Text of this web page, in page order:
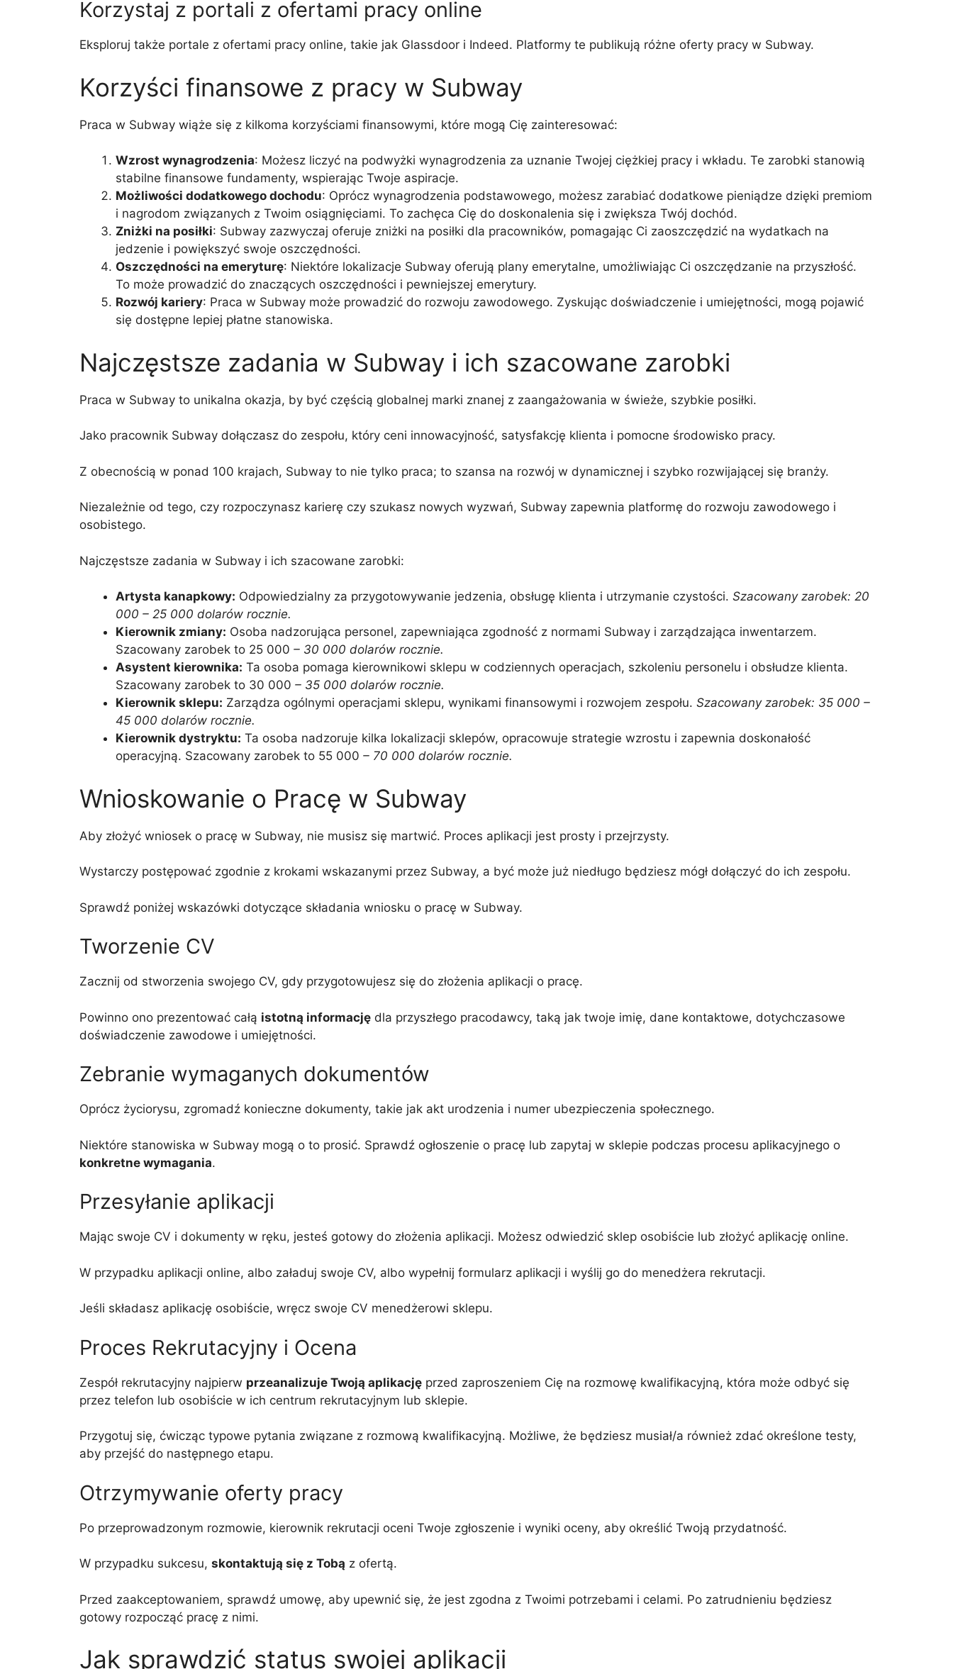
Korzystaj z portali z ofertami pracy online
Eksploruj także portale z ofertami pracy online, takie jak Glassdoor i Indeed. Platformy te publikują różne oferty pracy w Subway.
Korzyści finansowe z pracy w Subway
Praca w Subway wiąże się z kilkoma korzyściami finansowymi, które mogą Cię zainteresować:
Wzrost wynagrodzenia: Możesz liczyć na podwyżki wynagrodzenia za uznanie Twojej ciężkiej pracy i wkładu. Te zarobki stanowią
stabilne finansowe fundamenty, wspierając Twoje aspiracje.
Możliwości dodatkowego dochodu: Oprócz wynagrodzenia podstawowego, możesz zarabiać dodatkowe pieniądze dzięki premiom
i nagrodom związanych z Twoim osiągnięciami. To zachęca Cię do doskonalenia się i zwiększa Twój dochód.
Zniżki na posiłki: Subway zazwyczaj oferuje zniżki na posiłki dla pracowników, pomagając Ci zaoszczędzić na wydatkach na
jedzenie i powiększyć swoje oszczędności.
Oszczędności na emeryturę: Niektóre lokalizacje Subway oferują plany emerytalne, umożliwiając Ci oszczędzanie na przyszłość.
To może prowadzić do znaczących oszczędności i pewniejszej emerytury.
Rozwój kariery: Praca w Subway może prowadzić do rozwoju zawodowego. Zyskując doświadczenie i umiejętności, mogą pojawić
się dostępne lepiej płatne stanowiska.
Najczęstsze zadania w Subway i ich szacowane zarobki
Praca w Subway to unikalna okazja, by być częścią globalnej marki znanej z zaangażowania w świeże, szybkie posiłki.
Jako pracownik Subway dołączasz do zespołu, który ceni innowacyjność, satysfakcję klienta i pomocne środowisko pracy.
Z obecnością w ponad 100 krajach, Subway to nie tylko praca; to szansa na rozwój w dynamicznej i szybko rozwijającej się branży.
Niezależnie od tego, czy rozpoczynasz karierę czy szukasz nowych wyzwań, Subway zapewnia platformę do rozwoju zawodowego i
osobistego.
Najczęstsze zadania w Subway i ich szacowane zarobki:
Artysta kanapkowy: Odpowiedzialny za przygotowywanie jedzenia, obsługę klienta i utrzymanie czystości. Szacowany zarobek: 20
000 – 25 000 dolarów rocznie.
Kierownik zmiany: Osoba nadzorująca personel, zapewniająca zgodność z normami Subway i zarządzająca inwentarzem.
Szacowany zarobek to 25 000 – 30 000 dolarów rocznie.
Asystent kierownika: Ta osoba pomaga kierownikowi sklepu w codziennych operacjach, szkoleniu personelu i obsłudze klienta.
Szacowany zarobek to 30 000 – 35 000 dolarów rocznie.
Kierownik sklepu: Zarządza ogólnymi operacjami sklepu, wynikami finansowymi i rozwojem zespołu. Szacowany zarobek: 35 000 –
45 000 dolarów rocznie.
Kierownik dystryktu: Ta osoba nadzoruje kilka lokalizacji sklepów, opracowuje strategie wzrostu i zapewnia doskonałość
operacyjną. Szacowany zarobek to 55 000 – 70 000 dolarów rocznie.
Wnioskowanie o Pracę w Subway
Aby złożyć wniosek o pracę w Subway, nie musisz się martwić. Proces aplikacji jest prosty i przejrzysty.
Wystarczy postępować zgodnie z krokami wskazanymi przez Subway, a być może już niedługo będziesz mógł dołączyć do ich zespołu.
Sprawdź poniżej wskazówki dotyczące składania wniosku o pracę w Subway.
Tworzenie CV
Zacznij od stworzenia swojego CV, gdy przygotowujesz się do złożenia aplikacji o pracę.
Powinno ono prezentować całą istotną informację dla przyszłego pracodawcy, taką jak twoje imię, dane kontaktowe, dotychczasowe
doświadczenie zawodowe i umiejętności.
Zebranie wymaganych dokumentów
Oprócz życiorysu, zgromadź konieczne dokumenty, takie jak akt urodzenia i numer ubezpieczenia społecznego.
Niektóre stanowiska w Subway mogą o to prosić. Sprawdź ogłoszenie o pracę lub zapytaj w sklepie podczas procesu aplikacyjnego o
konkretne wymagania.
Przesyłanie aplikacji
Mając swoje CV i dokumenty w ręku, jesteś gotowy do złożenia aplikacji. Możesz odwiedzić sklep osobiście lub złożyć aplikację online.
W przypadku aplikacji online, albo załaduj swoje CV, albo wypełnij formularz aplikacji i wyślij go do menedżera rekrutacji.
Jeśli składasz aplikację osobiście, wręcz swoje CV menedżerowi sklepu.
Proces Rekrutacyjny i Ocena
Zespół rekrutacyjny najpierw przeanalizuje Twoją aplikację przed zaproszeniem Cię na rozmowę kwalifikacyjną, która może odbyć się
przez telefon lub osobiście w ich centrum rekrutacyjnym lub sklepie.
Przygotuj się, ćwicząc typowe pytania związane z rozmową kwalifikacyjną. Możliwe, że będziesz musiał/a również zdać określone testy,
aby przejść do następnego etapu.
Otrzymywanie oferty pracy
Po przeprowadzonym rozmowie, kierownik rekrutacji oceni Twoje zgłoszenie i wyniki oceny, aby określić Twoją przydatność.
W przypadku sukcesu, skontaktują się z Tobą z ofertą.
Przed zaakceptowaniem, sprawdź umowę, aby upewnić się, że jest zgodna z Twoimi potrzebami i celami. Po zatrudnieniu będziesz
gotowy rozpocząć pracę z nimi.
Jak sprawdzić status swojej aplikacji